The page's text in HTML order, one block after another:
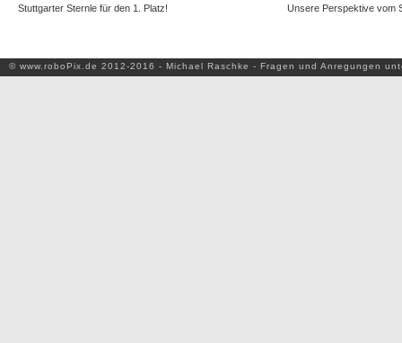
Stuttgarter Sternle für den 1. Platz! Unsere Perspektive vom
© www.roboPix.de 2012-2016 - Michael Raschke - Fragen und Anregungen